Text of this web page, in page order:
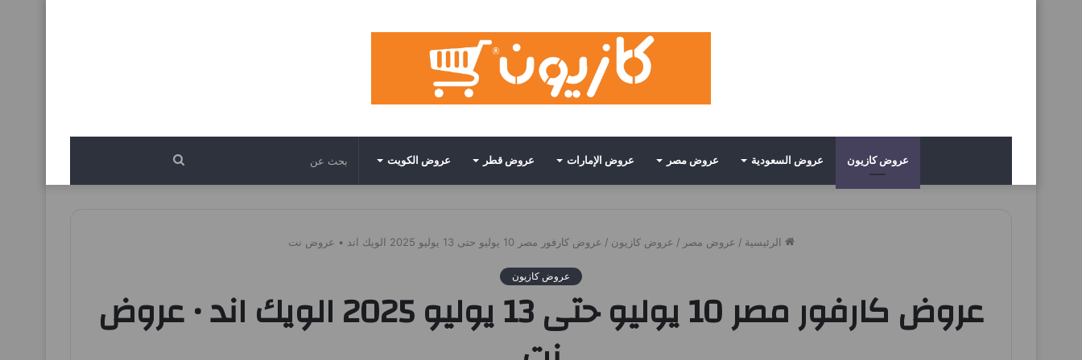
عروض كازيون عروض السعودية عروض مصر عروض الإمارات عروض قطر عروض الكويت بحث
الرئيسية / عروض مصر / عروض كازيون / عروض كارفور مصر 10 يوليو حتى 13 يوليو 2025 الويك اند • عروض نت
عروض كازيون
عروض كارفور مصر 10 يوليو حتى 13 يوليو 2025 الويك اند • عروض